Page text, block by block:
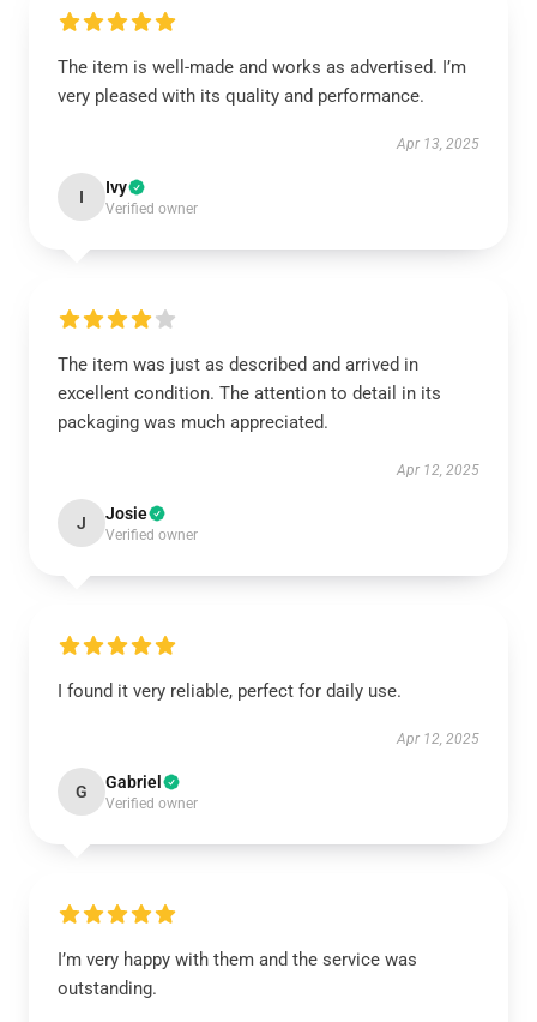
The item is well-made and works as advertised. I’m
very pleased with its quality and performance.
Apr 13, 2025
I Ivy
Verified owner
The item was just as described and arrived in
excellent condition. The attention to detail in its
packaging was much appreciated.
Apr 12, 2025
J Josie
Verified owner
I found it very reliable, perfect for daily use.
Apr 12, 2025
G Gabriel
Verified owner
I’m very happy with them and the service was
outstanding.